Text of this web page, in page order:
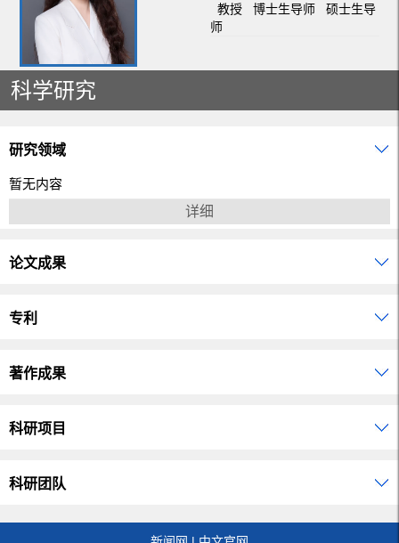
教授 博士生导师 硕士生导
师
科学研究
研究领域
暂无内容
详细
论文成果
专利
著作成果
科研项目
科研团队